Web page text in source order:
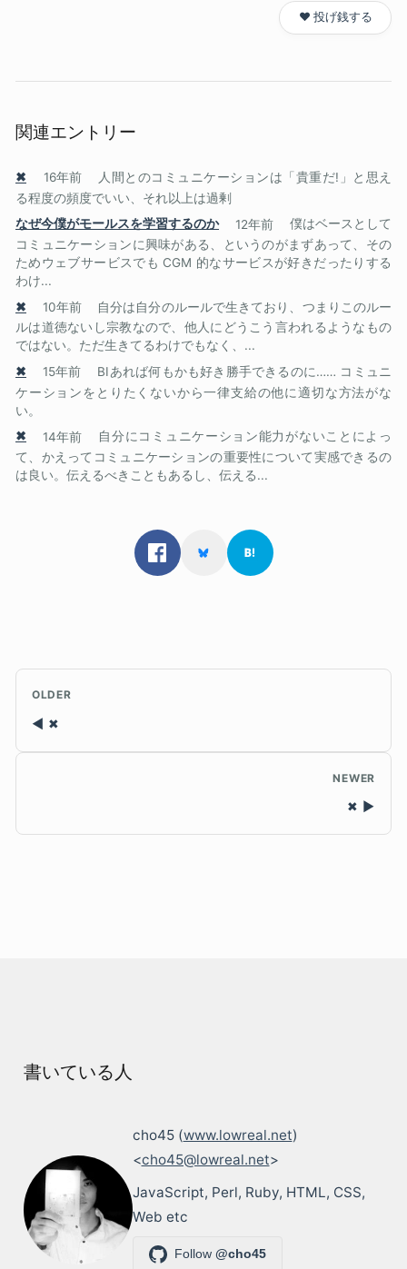
❤️ 投げ銭する
関連エントリー
✖ 16年前
人間とのコミュニケーションは「貴重だ!」と思え
る程度の頻度でいい、それ以上は過剰
なぜ今僕がモールスを学習するのか
12年前
僕はベースとして
コミュニケーションに興味がある、というのがまずあって、その
ためウェブサービスでも CGM 的なサービスが好きだったりする
わけ...
✖
10年前
自分は自分のルールで生きており、つまりこのルー
ルは道徳ないし宗教なので、他人にどうこう言われるようなもの
ではない。ただ生きてるわけでもなく、...
✖
15年前
BIあれば何もかも好き勝手できるのに…… コミュニ
ケーションをとりたくないから一律支給の他に適切な方法がな
い。
✖
14年前
自分にコミュニケーション能力がないことによっ
て、かえってコミュニケーションの重要性について実感できるの
は良い。伝えるべきこともあるし、伝える...
OLDER
✖
NEWER
✖
書いている人
cho45 (www.lowreal.net)
<cho45@lowreal.net>
JavaScript, Perl, Ruby, HTML, CSS,
Web etc
Follow@cho45